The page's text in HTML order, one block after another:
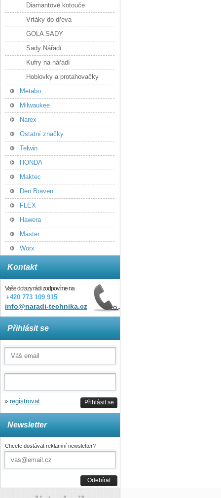
Diamantové kotouče
Vrtáky do dřeva
GOLA SADY
Sady Nářadí
Kufry na nářadí
Hoblovky a protahovačky
Metabo
Milwaukee
Narex
Ostatní značky
Telwin
HONDA
Maktec
Den Braven
FLEX
Hawera
Master
Worx
Kontakt
Vaše dotazy rádi zodpovíme na
+420 773 109 915
info@naradi-technika.cz
Přihlásit se
Přihlásit se
» registrovat
Newsletter
Chcete dostávat reklamní newsletter?
Odebírat